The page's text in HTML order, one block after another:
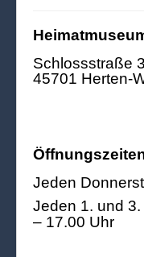
Schlossstraße
45701 Herten-
Jeden
Jeden 1. und
– 17.00 Uhr